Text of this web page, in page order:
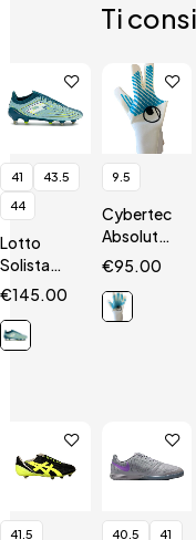
Ti
41
43.5
44
Lotto
Solista
200 VII
€145.00
9.5
Cybertec
AbsolutGrip
HN
€95.00
41.5 40.5 41